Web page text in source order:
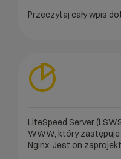
Przeczytaj cały wpis
LiteSpeed ​​Server
WWW, który zastępuje
Nginx. Jest on